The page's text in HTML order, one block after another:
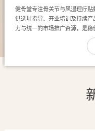
健骨堂专注骨关节与风湿理疗
供选址指导、开业培训及持续
力与统一的市场推广资源，是稳